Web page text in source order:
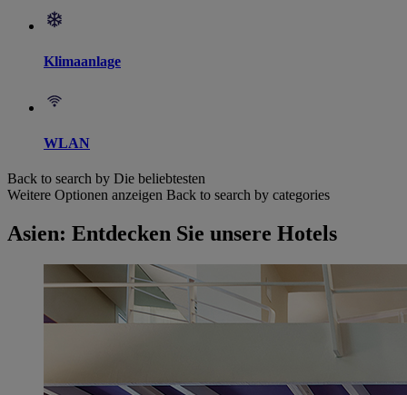
Klimaanlage
WLAN
Back to search by Die beliebtesten
Weitere Optionen anzeigen Back to search by categories
Asien: Entdecken Sie unsere Hotels